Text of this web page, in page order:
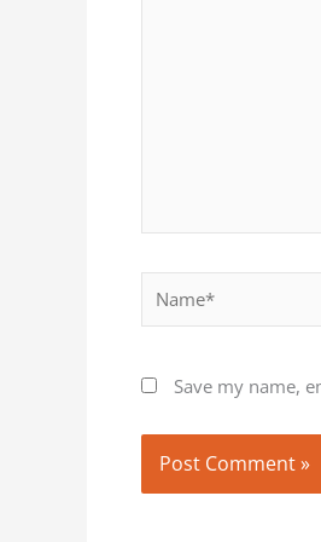
Name*
Save my name,